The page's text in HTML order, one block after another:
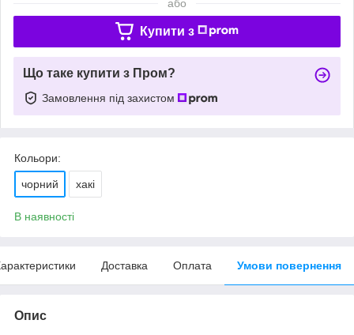
або
Купити з
Що таке купити з Пром?
Замовлення під захистом
Кольори:
чорний хакі
В наявності
Доставка Оплата Умови повернення
Опис